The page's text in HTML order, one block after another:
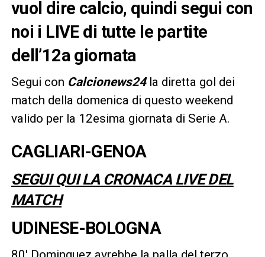
vuol dire calcio, quindi segui con
noi i LIVE di tutte le partite
dell’12a giornata
Segui con Calcionews24la diretta gol dei
match della domenica di questo weekend
valido per la 12esima giornata di Serie A.
CAGLIARI-GENOA
SEGUI QUI LA CRONACA LIVE DEL
MATCH
UDINESE-BOLOGNA